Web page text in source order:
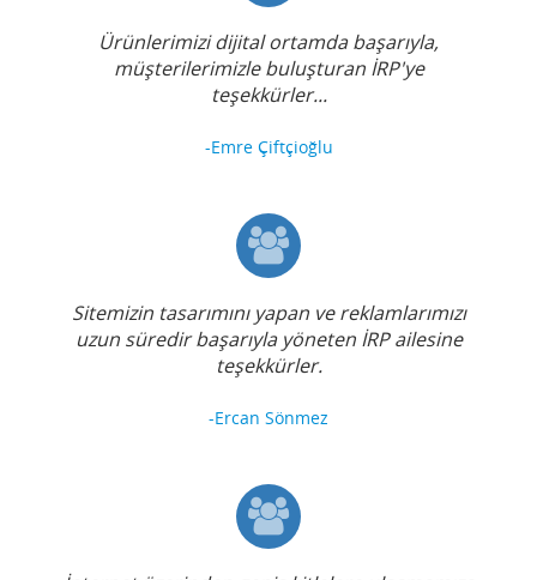
Ürünlerimizi dijital ortamda başarıyla,
müşterilerimizle buluşturan İRP'ye
teşekkürler...
-Emre Çiftçioğlu
Sitemizin tasarımını yapan ve reklamlarımızı
uzun süredir başarıyla yöneten İRP ailesine
teşekkürler.
-Ercan Sönmez